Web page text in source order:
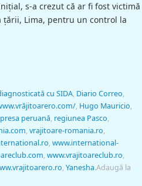
s-a crezut că ar fi fost victimă
ţării, Lima, pentru un control la
cu SIDA, Diario Correo,
, Hugo Mauricio,
presa peruană, regiunea Pasco,
,vrajitoare-romania.ro,
,www.international-
,www.vrajitoareclub.ro,
,Yanesha.Adaugă la